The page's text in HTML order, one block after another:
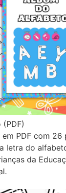
PDF com 26
letra do
da